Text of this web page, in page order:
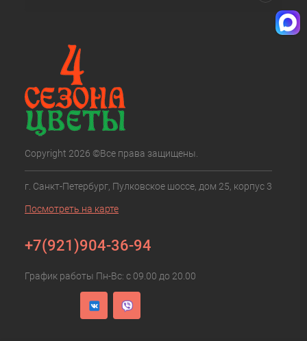
Copyright 2026 ©Все права защищены.
г. Санкт-Петербург, Пулковское шоссе, дом 25, корпус 3
Посмотреть на карте
+7(921)904-36-94
График работы Пн-Вс: с 09.00 до 20.00